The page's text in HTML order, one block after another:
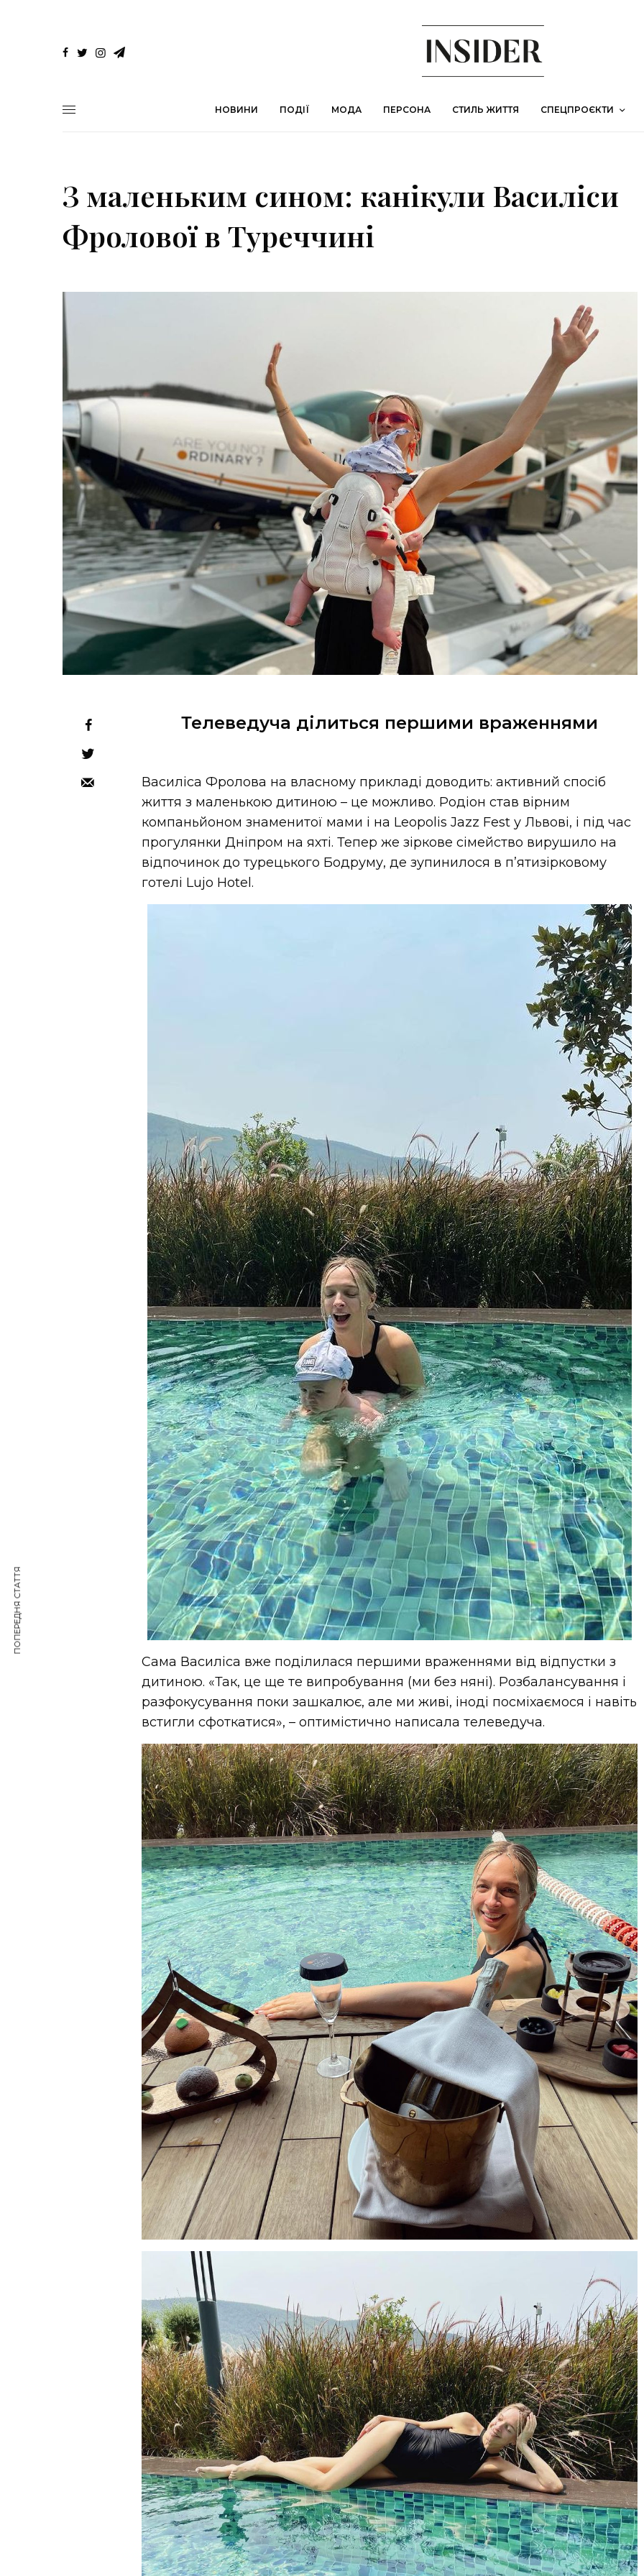
НОВИНИ ПОДІЇ МОДА ПЕРСОНА СТИЛЬ ЖИТТЯ СПЕЦПРОЄКТИ
З маленьким сином: канікули Василіси
Фролової в Туреччині
Телеведуча ділиться першими враженнями
Василіса Фролова на власному прикладі доводить: активний спосіб
життя з маленькою дитиною – це можливо. Родіон став вірним
компаньйоном знаменитої мами і на Leopolis Jazz Fest у Львові, і під час
прогулянки Дніпром на яхті. Тепер же зіркове сімейство вирушило на
відпочинок до турецького Бодруму, де зупинилося в п’ятизірковому
готелі Lujo Hotel.
Сама Василіса вже поділилася першими враженнями від відпустки з
дитиною. «Так, це ще те випробування (ми без няні). Розбалансування і
разфокусування поки зашкалює, але ми живі, іноді посміхаємося і навіть
встигли сфоткатися», – оптимістично написала телеведуча.
ПОПЕРЕДНЯ СТАТТЯ